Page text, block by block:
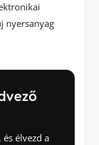
nyersanyag
élvezd a